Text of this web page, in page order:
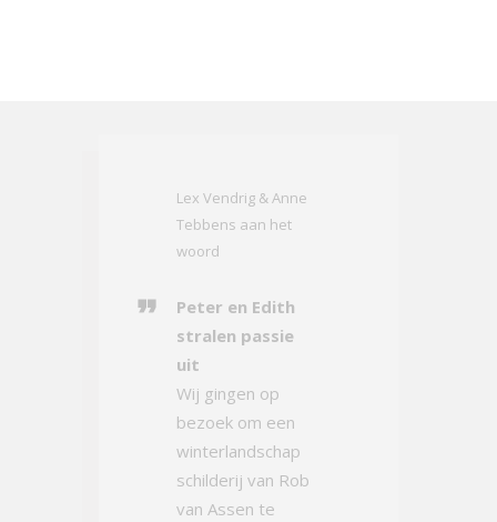
Lex Vendrig & Anne
Tebbens aan het
woord
Peter en Edith
stralen passie
uit
Wij gingen op
bezoek om een
winterlandschap
schilderij van Rob
van Assen te